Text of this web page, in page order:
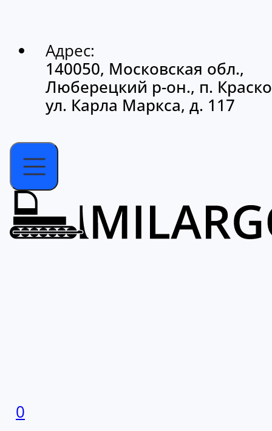
Адрес:
140050, Московская обл.,
Люберецкий р-он., п.
ул. Карла Маркса, д. 117
0